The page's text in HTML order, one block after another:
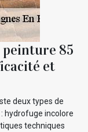
peinture 85
et
deux types de
hydrofuge incolore
techniques